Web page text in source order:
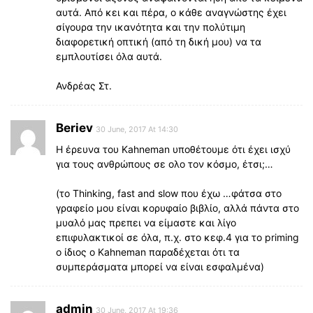
αυτά. Από κει και πέρα, ο κάθε αναγνώστης έχει
σίγουρα την ικανότητα και την πολύτιμη
διαφορετική οπτική (από τη δική μου) να τα
εμπλουτίσει όλα αυτά.
Ανδρέας Στ.
Beriev 30 June, 2017 At 14:30
Η έρευνα του Kahneman υποθέτουμε ότι έχει ισχύ
για τους ανθρώπους σε ολο τον κόσμο, έτσι;…
(το Thinking, fast and slow που έχω …φάτσα στο
γραφείο μου είναι κορυφαίο βιβλίο, αλλά πάντα στο
μυαλό μας πρεπει να είμαστε και λίγο
επιφυλακτικοί σε όλα, π.χ. στο κεφ.4 για το priming
ο ίδιος ο Kahneman παραδέχεται ότι τα
συμπεράσματα μπορεί να είναι εσφαλμένα)
admin 30 June, 2017 At 19:36